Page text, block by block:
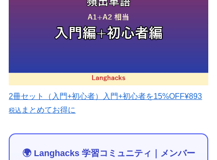
2冊セット（入門+初心者） 入門+初心者を15%OFF¥893
税込 まとめてお得に
🌍 Langhacks 学習コミュニティ｜メンバー